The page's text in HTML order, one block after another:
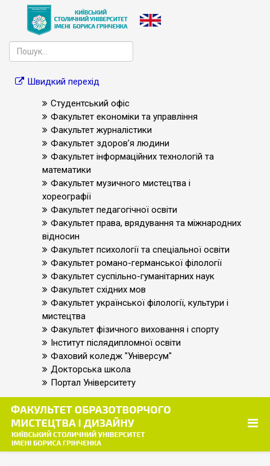
Швидкий перехід
Студентський офіс
Факультет економіки та управління
Факультет журналістики
Факультет здоров’я людини
Факультет інформаційних технологій та
математики
Факультет музичного мистецтва і
хореографії
Факультет педагогічної освіти
Факультет права, врядування та міжнародних
відносин
Факультет психології та спеціальної освіти
Факультет романо-германської філології
Факультет суспільно-гуманітарних наук
Факультет східних мов
Факультет української філології, культури і
мистецтва
Факультет фізичного виховання і спорту
Інститут післядипломної освіти
Фаховий коледж "Універсум"
Докторська школа
Портал Університету